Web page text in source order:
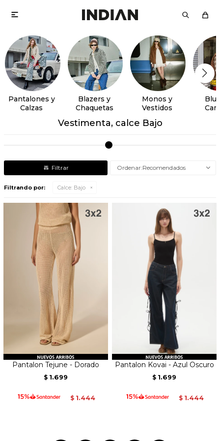

Pantalones y
Calzas
Blazers y
Chaquetas
Monos y
Vestidos
Vestimenta, calce Bajo
Recomendados
Filtrando por: Calce: Bajo
Pantalon Tejune - Dorado
$ 1.699
$ 1.444
Pantalon Kovai - Azul Oscuro
$ 1.699
$ 1.444